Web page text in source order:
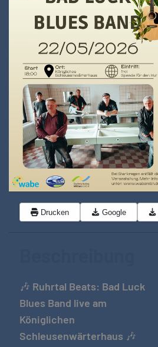
Drucken Google
🎶 Ruhrtal Beats: Bad Luck
Blues Band live am
Königlichen
Schleusenwärterhaus 🎶